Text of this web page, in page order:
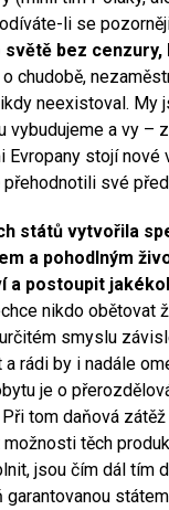
li se
světě bez
chudobě,
neexistoval. My
vybudujeme a vy –
Evropany stojí
své
států vytvořila
a pohodlným
postoupit
nikdo obětovat
smyslu
rádi by i nadále
je o
tom daňová
těch
jsou čím dál tím